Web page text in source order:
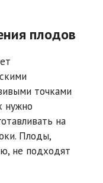
плодов
точками
нужно
на
Плоды,
не подходят